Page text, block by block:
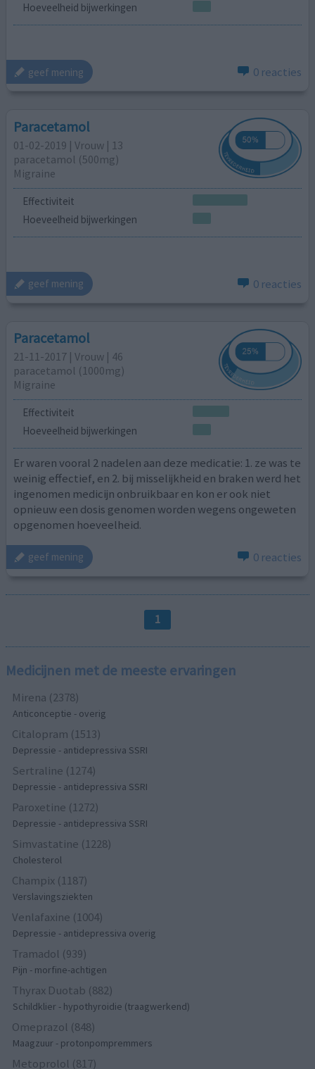
Hoeveelheid bijwerkingen
geef mening 0 reacties
Paracetamol
01-02-2019 | Vrouw | 13
paracetamol (500mg)
Migraine
Effectiviteit
Hoeveelheid bijwerkingen
geef mening 0 reacties
Paracetamol
21-11-2017 | Vrouw | 46
paracetamol (1000mg)
Migraine
Effectiviteit
Hoeveelheid bijwerkingen
Er waren vooral 2 nadelen aan deze medicatie: 1. ze was te
weinig effectief, en 2. bij misselijkheid en braken werd het
ingenomen medicijn onbruikbaar en kon er ook niet
opnieuw een dosis genomen worden wegens ongeweten
opgenomen hoeveelheid.
geef mening 0 reacties
1
Medicijnen met de meeste ervaringen
Mirena (2378)
Anticonceptie - overig
Citalopram (1513)
Depressie - antidepressiva SSRI
Sertraline (1274)
Depressie - antidepressiva SSRI
Paroxetine (1272)
Depressie - antidepressiva SSRI
Simvastatine (1228)
Cholesterol
Champix (1187)
Verslavingsziekten
Venlafaxine (1004)
Depressie - antidepressiva overig
Tramadol (939)
Pijn - morfine-achtigen
Thyrax Duotab (882)
Schildklier - hypothyroidie (traagwerkend)
Omeprazol (848)
Maagzuur - protonpompremmers
Metoprolol (817)